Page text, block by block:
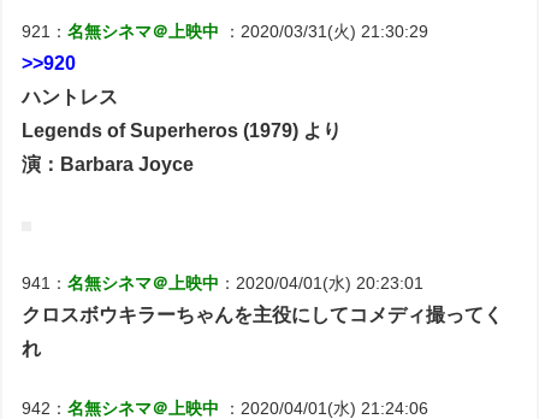
921：名無シネマ＠上映中 ：2020/03/31(火) 21:30:29
>>920
ハントレス
Legends of Superheros (1979) より
演：Barbara Joyce
941：名無シネマ＠上映中 ：2020/04/01(水) 20:23:01
クロスボウキラーちゃんを主役にしてコメディ撮ってく
れ
942：名無シネマ＠上映中 ：2020/04/01(水) 21:24:06